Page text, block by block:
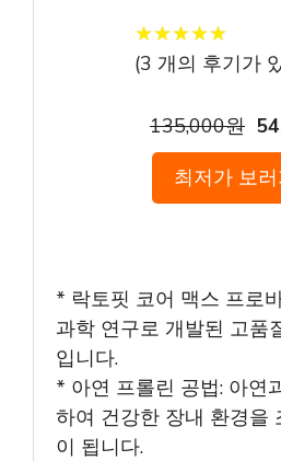
★★★★★
★★★★★
(3 개의 후기가
135,000원
최저가 보
* 락토핏 코어 맥스 프로
과학 연구로 개발된 고품
입니다.
* 아연 프롤린 공법: 아연
하여 건강한 장내 환경을
이 됩니다.